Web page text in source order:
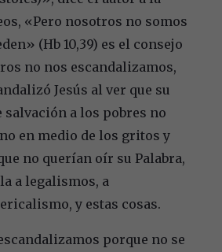
«Pero nosotros no somos
(Hb 10,39) es el consejo
no nos escandalizamos,
Jesús al ver que su
salvación a los pobres no
en medio de los gritos y
no querían oír su Palabra,
a legalismos, a
y estas cosas.
porque no se